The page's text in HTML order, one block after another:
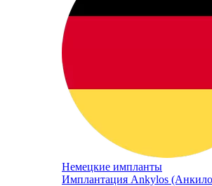
Немецкие импланты
Имплантация Ankylos